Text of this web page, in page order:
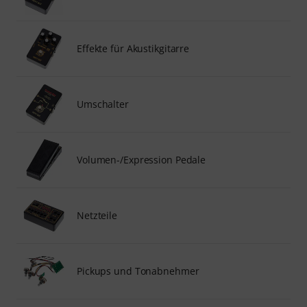
Effekte für Akustikgitarre
Umschalter
Volumen-/Expression Pedale
Netzteile
Pickups und Tonabnehmer